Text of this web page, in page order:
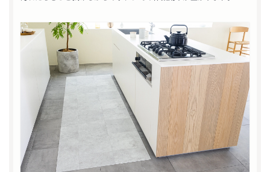
お買い物を続ける
カートへ進む